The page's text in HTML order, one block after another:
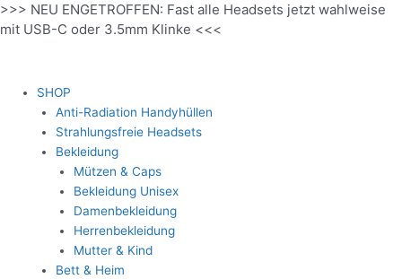
Zum
Inhalt
>>> NEU ENGETROFFEN: Fast alle Headsets jetzt wahlweise
mit USB-C oder 3.5mm Klinke <<<
SHOP
Anti-Radiation Handyhüllen
Strahlungsfreie Headsets
Bekleidung
Mützen & Caps
Bekleidung Unisex
Damenbekleidung
Herrenbekleidung
Mutter & Kind
Bett & Heim